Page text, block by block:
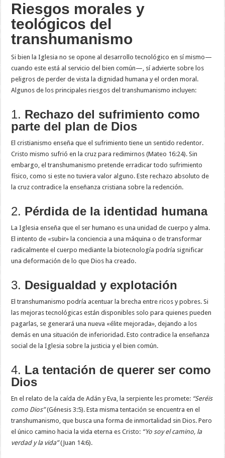
Riesgos morales y
teológicos del
transhumanismo
Si bien la Iglesia no se opone al desarrollo tecnológico en sí mismo—
cuando este está al servicio del bien común—, sí advierte sobre los
peligros de perder de vista la dignidad humana y el orden moral.
Algunos de los principales riesgos del transhumanismo incluyen:
1. Rechazo del sufrimiento como
parte del plan de Dios
El cristianismo enseña que el sufrimiento tiene un sentido redentor.
Cristo mismo sufrió en la cruz para redimirnos (Mateo 16:24). Sin
embargo, el transhumanismo pretende erradicar todo sufrimiento
físico, como si este no tuviera valor alguno. Este rechazo absoluto de
la cruz contradice la enseñanza cristiana sobre la redención.
2. Pérdida de la identidad humana
La Iglesia enseña que el ser humano es una unidad de cuerpo y alma.
El intento de «subir» la conciencia a una máquina o de transformar
radicalmente el cuerpo mediante la biotecnología podría significar
una deformación de lo que Dios ha creado.
3. Desigualdad y explotación
El transhumanismo podría acentuar la brecha entre ricos y pobres. Si
las mejoras tecnológicas están disponibles solo para quienes pueden
pagarlas, se generará una nueva «élite mejorada», dejando a los
demás en una situación de inferioridad. Esto contradice la enseñanza
social de la Iglesia sobre la justicia y el bien común.
4. La tentación de querer ser como
Dios
En el relato de la caída de Adán y Eva, la serpiente les promete: “Seréis
como Dios”(Génesis 3:5). Esta misma tentación se encuentra en el
transhumanismo, que busca una forma de inmortalidad sin Dios. Pero
el único camino hacia la vida eterna es Cristo: “Yo soy el camino, la
verdad y la vida”(Juan 14:6).